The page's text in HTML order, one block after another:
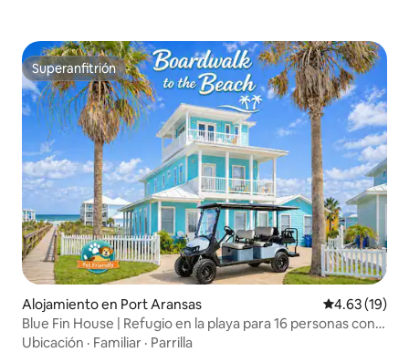
Superanfitrión
Superanfitrión
Alojamiento en Port Aransas Calificación
4.63 (19)
Blue Fin House | Refugio en la playa para 16 personas con
mesa de billar
Ubicación · Familiar · Parrilla